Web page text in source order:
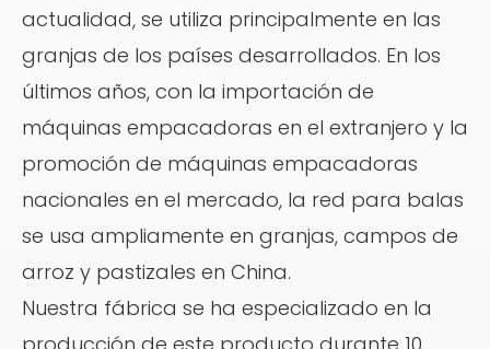
actualidad, se utiliza principalmente en las
granjas de los países desarrollados. En los
últimos años, con la importación de
máquinas empacadoras en el extranjero y la
promoción de máquinas empacadoras
nacionales en el mercado, la red para balas
se usa ampliamente en granjas, campos de
arroz y pastizales en China.
Nuestra fábrica se ha especializado en la